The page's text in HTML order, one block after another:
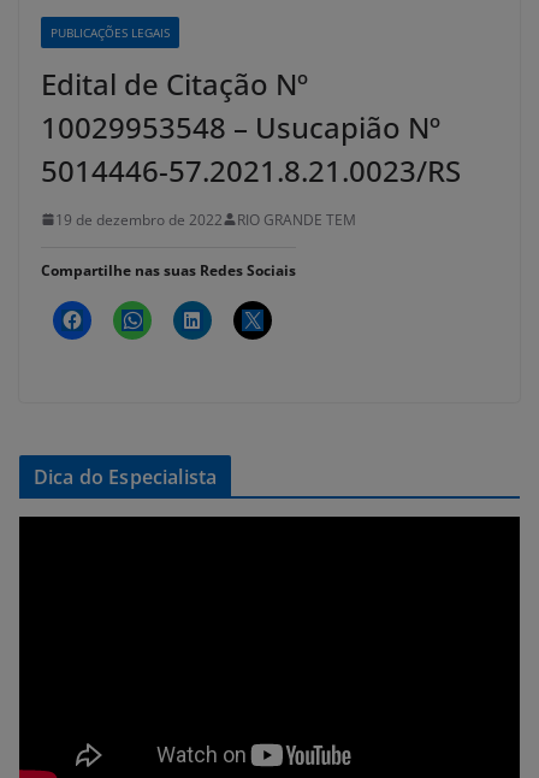
PUBLICAÇÕES LEGAIS
Edital de Citação Nº
10029953548 – Usucapião Nº
5014446-57.2021.8.21.0023/RS
19 de dezembro de 2022 RIO GRANDE TEM
Compartilhe nas suas Redes Sociais
Dica do Especialista